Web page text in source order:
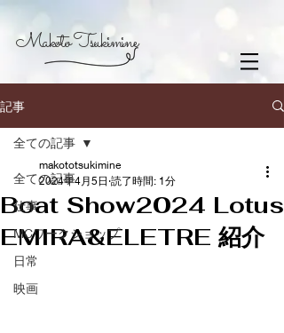
Makoto Tsukimine
記事
全ての記事
仕事
MCワークショップ
日常
映画
全ての記事
Boat Show2024 Lotus
EMIRA&ELETRE 紹介
makototsukimine
2024年4月5日 読了時間: 1分